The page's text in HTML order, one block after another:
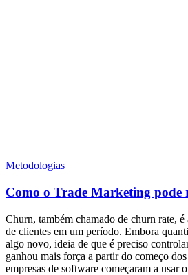
Metodologias
Como o Trade Marketing
Churn, também chamado de churn rate, é
de clientes em um período. Embora
algo novo, ideia de que é preciso
ganhou mais força a partir do começo
empresas de software começaram a